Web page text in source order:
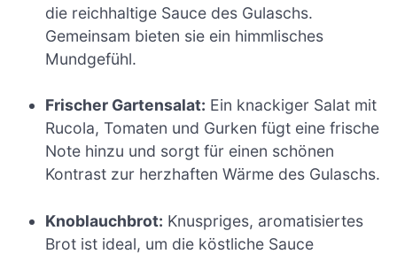
die reichhaltige Sauce des Gulaschs.
Gemeinsam bieten sie ein himmlisches
Mundgefühl.
Frischer Gartensalat: Ein knackiger Salat mit
Rucola, Tomaten und Gurken fügt eine frische
Note hinzu und sorgt für einen schönen
Kontrast zur herzhaften Wärme des Gulaschs.
Knoblauchbrot: Knuspriges, aromatisiertes
Brot ist ideal, um die köstliche Sauce